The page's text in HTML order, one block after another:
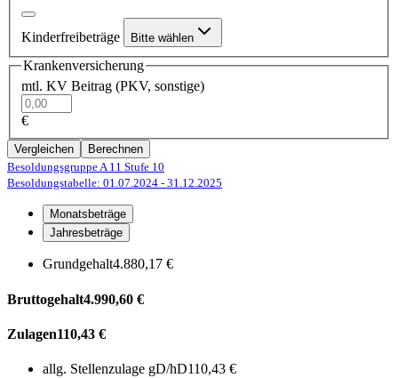
Kinderfreibeträge Bitte wählen
Krankenversicherung
mtl. KV Beitrag (PKV, sonstige)
€
Vergleichen
Berechnen
Besoldungsgruppe A 11 Stufe 10
Besoldungstabelle: 01.07.2024 - 31.12.2025
Monatsbeträge
Jahresbeträge
Grundgehalt4.880,17 €
Bruttogehalt4.990,60 €
Zulagen110,43 €
allg. Stellenzulage gD/hD110,43 €